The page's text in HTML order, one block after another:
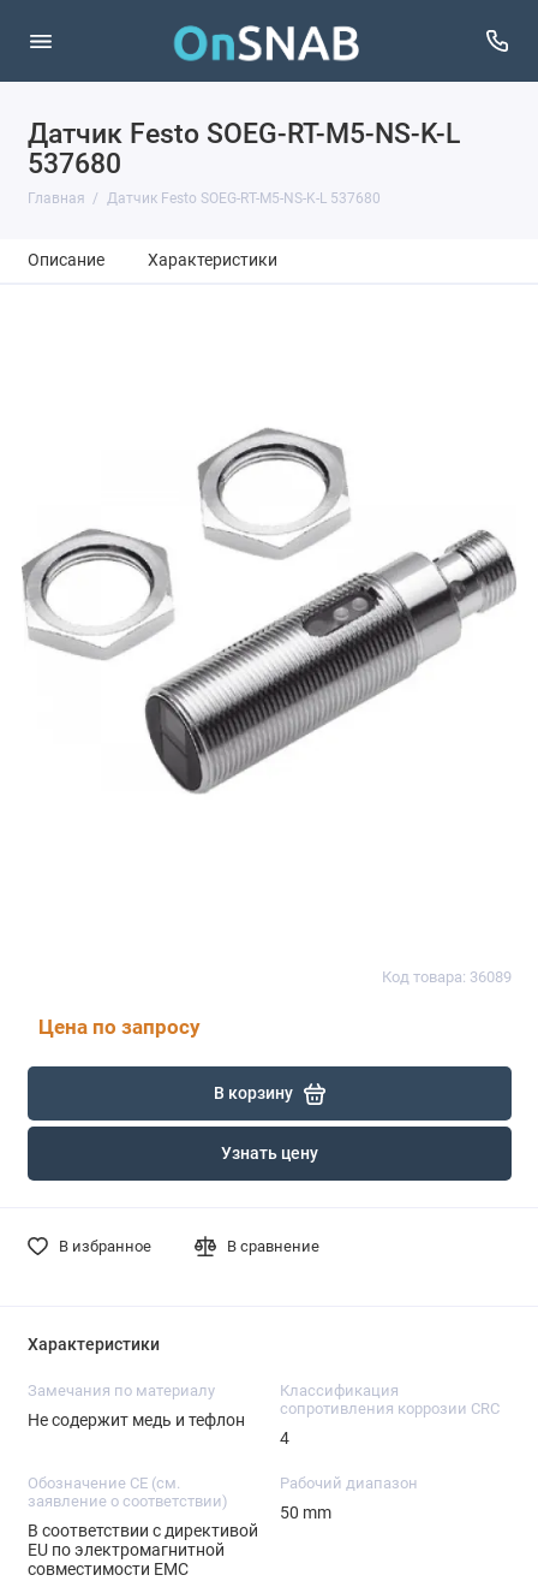
Датчик Festo SOEG-RT-M5-NS-K-L
537680
Главная Датчик Festo SOEG-RT-M5-NS-K-L 537680
Описание Характеристики
Код товара: 36089
Цена по запросу
В корзину
Узнать цену
В избранное В сравнение
Характеристики
Замечания по материалу
Не содержит медь и тефлон
Классификация
сопротивления коррозии CRC
4
Обозначение CE (см.
заявление о соответствии)
В соответствии с директивой
EU по электромагнитной
совместимости EMC
Рабочий диапазон
50 mm